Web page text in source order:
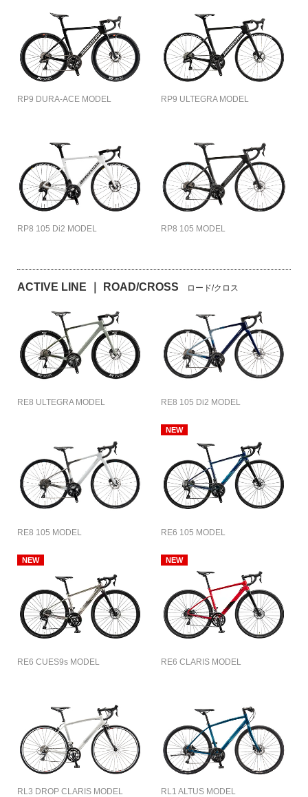
RP9 DURA-ACE MODEL RP9 ULTEGRA MODEL
RP8 105 Di2 MODEL RP8 105 MODEL
ACTIVE LINE ｜ ROAD/CROSS ロード/クロス
RE8 ULTEGRA MODEL RE8 105 Di2 MODEL
RE8 105 MODEL RE6 105 MODEL
RE6 CUES9s MODEL RE6 CLARIS MODEL
RL3 DROP CLARIS MODEL RL1 ALTUS MODEL